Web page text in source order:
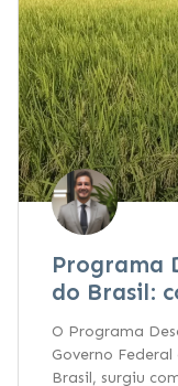
Programa
do Brasil:
O Programa
Governo
Brasil, surgiu